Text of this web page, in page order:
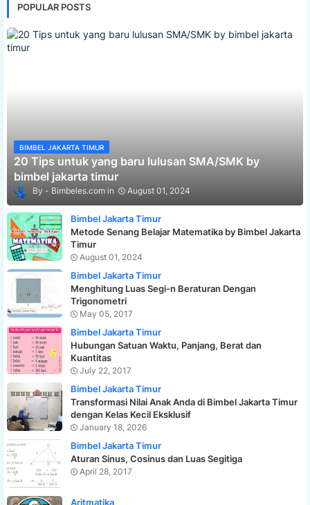
POPULAR POSTS
BIMBEL JAKARTA TIMUR
20 Tips untuk yang baru lulusan SMA/SMK by
bimbel jakarta timur
Bimbeles.com August 01, 2024
Bimbel Jakarta Timur
Metode Senang Belajar Matematika by Bimbel Jakarta
Timur
August 01, 2024
Bimbel Jakarta Timur
Menghitung Luas Segi-n Beraturan Dengan
Trigonometri
May 05, 2017
Bimbel Jakarta Timur
Hubungan Satuan Waktu, Panjang, Berat dan
Kuantitas
July 22, 2017
Bimbel Jakarta Timur
Transformasi Nilai Anak Anda di Bimbel Jakarta Timur
dengan Kelas Kecil Eksklusif
January 18, 2026
Bimbel Jakarta Timur
Aturan Sinus, Cosinus dan Luas Segitiga
April 28, 2017
Aritmatika